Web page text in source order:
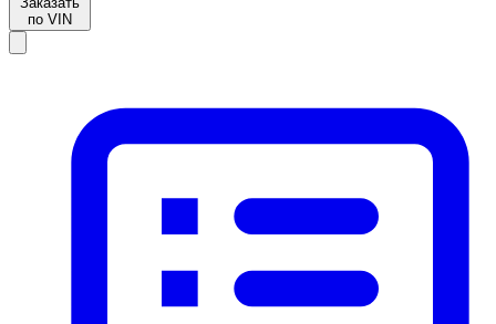
по VIN